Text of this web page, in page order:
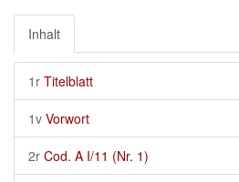
Inhalt
1r Titelblatt
1v Vorwort
2r Cod. A I/11 (Nr. 1)